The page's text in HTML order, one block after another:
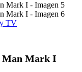
TV
Mark I